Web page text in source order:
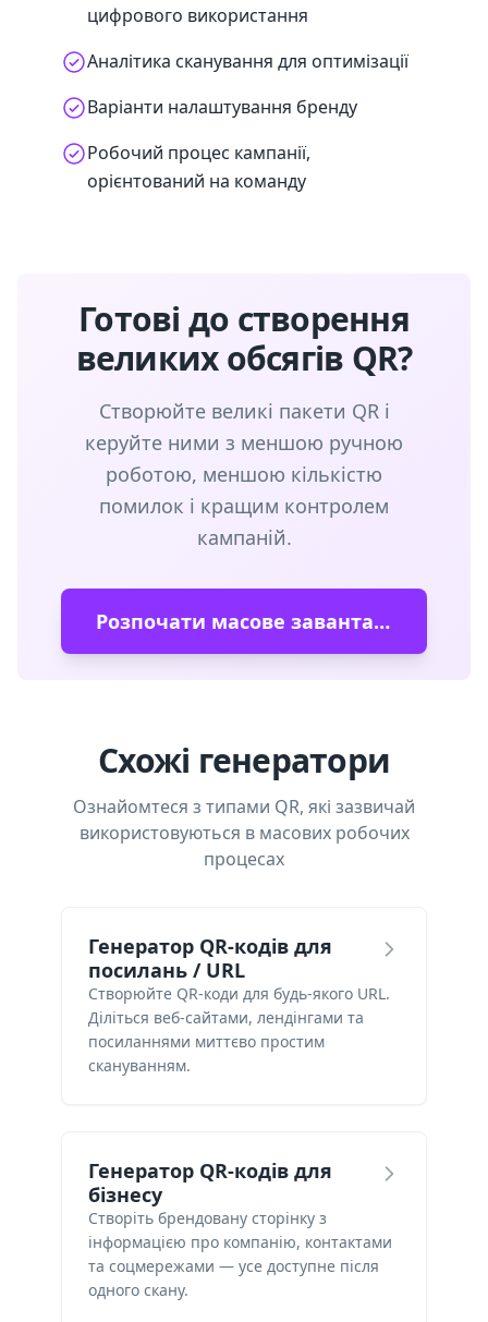
цифрового використання
Аналітика сканування для оптимізації
Варіанти налаштування бренду
Робочий процес кампанії,
орієнтований на команду
Готові до створення
великих обсягів QR?
Створюйте великі пакети QR і
керуйте ними з меншою ручною
роботою, меншою кількістю
помилок і кращим контролем
кампаній.
Розпочати масове завантаження
Схожі генератори
Ознайомтеся з типами QR, які зазвичай
використовуються в масових робочих
процесах
Генератор QR-кодів для
посилань / URL
Створюйте QR-коди для будь-якого URL.
Діліться веб-сайтами, лендінгами та
посиланнями миттєво простим
скануванням.
Генератор QR-кодів для
бізнесу
Створіть брендовану сторінку з
інформацією про компанію, контактами
та соцмережами — усе доступне після
одного скану.